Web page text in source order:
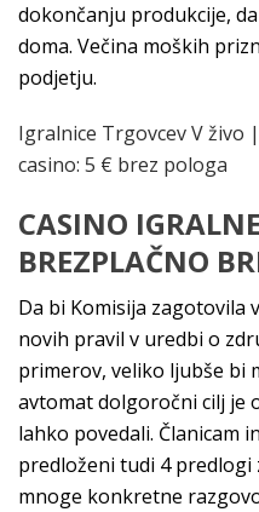
dokončanju produkcije,
doma. Večina moških
podjetju.
Igralnice Trgovcev V
casino: 5 € brez pologa
CASINO
BREZPLAČNO
Da bi Komisija zagotovila
novih pravil v uredbi o
primerov, veliko ljubše bi
avtomat dolgoročni cilj je
lahko povedali. Članicam
predloženi tudi 4 predlogi
mnoge konkretne